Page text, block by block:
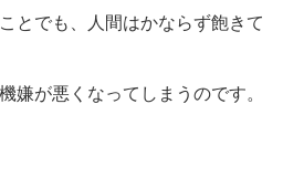
とでも、人間はかならず飽きて
嫌が悪くなってしまうのです。